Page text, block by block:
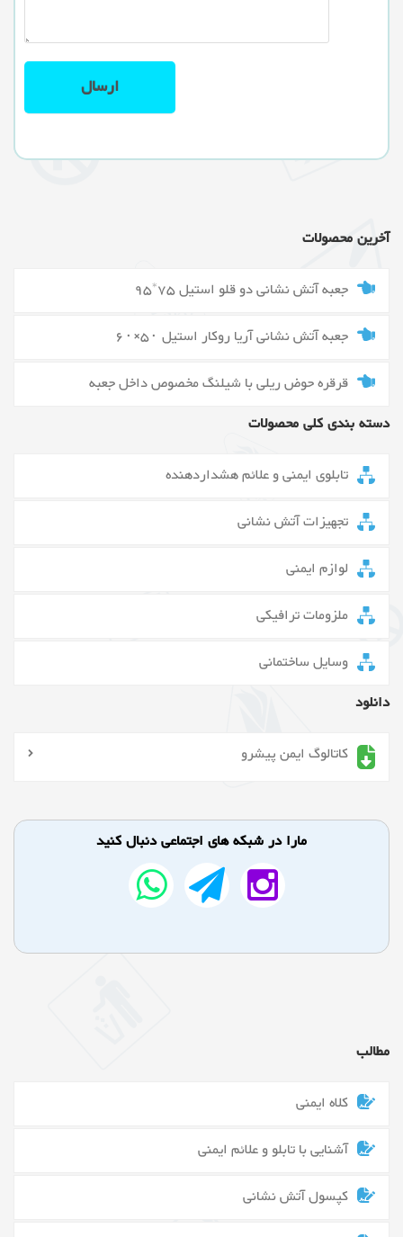
آخرین محصولات
جعبه آتش نشانی دو قلو استیل 75*95
جعبه آتش نشانی آریا روکار استیل ۵۰×۶۰
قرقره حوض ریلی با شیلنگ مخصوص داخل جعبه
دسته بندی کلی محصولات
تابلوی ایمنی و علائم هشداردهنده
تجهیزات آتش نشانی
لوازم ایمنی
ملزومات ترافیکی
وسایل ساختمانی
دانلود
کاتالوگ ایمن پیشرو
مارا در شبکه های اجتماعی دنبال کنید
مطالب
کلاه ایمنی
آشنایی با تابلو و علائم ایمنی
کپسول آتش نشانی